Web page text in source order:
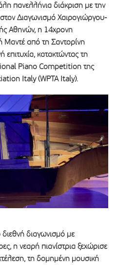
πανελλήνια διάκριση με την
Διαγωνισμό Χαιρογιώργου-
Αθηνών, η 14χρονη
Μαντέ από τη Σαντορίνη
κατακτώντας τη
Piano Competition της
Italy (WPTA Italy).
διεθνή διαγωνισμό με
η νεαρή πιανίστρια ξεχώρισε
τη δομημένη μουσική